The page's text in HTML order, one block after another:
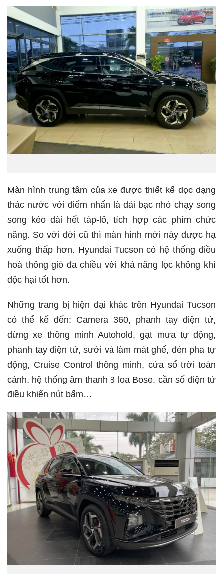
Màn hình trung tâm của xe được thiết kế dọc dạng
thác nước với điểm nhấn là dải bạc nhỏ chạy song
song kéo dài hết táp-lô, tích hợp các phím chức
năng. So với đời cũ thì màn hình mới này được hạ
xuống thấp hơn. Hyundai Tucson có hệ thống điều
hoà thông gió đa chiều với khả năng lọc không khí
độc hại tốt hơn.
Những trang bị hiện đại khác trên Hyundai Tucson
có thể kể đến: Camera 360, phanh tay điện tử,
dừng xe thông minh Autohold, gạt mưa tự động,
phanh tay điện tử, sưởi và làm mát ghế, đèn pha tự
động, Cruise Control thông minh, cửa sổ trời toàn
cảnh, hệ thống âm thanh 8 loa Bose, cần số điện tử
điều khiển nút bấm…